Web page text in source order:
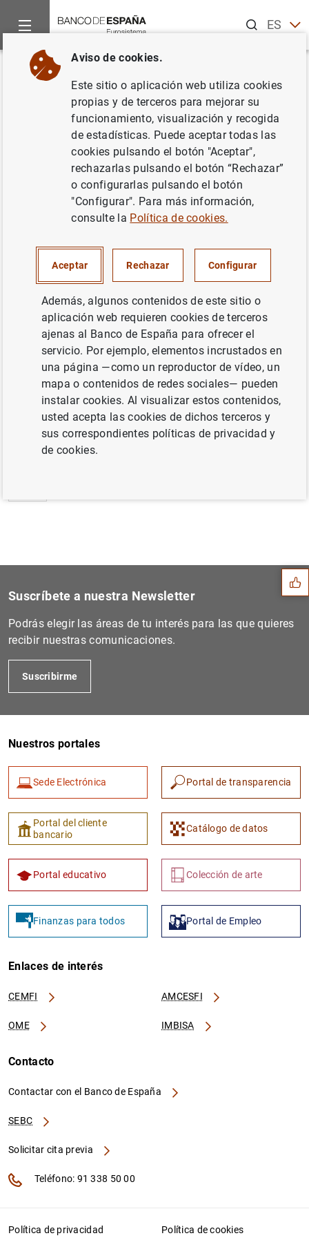
ESEN
Inicio Noticias y eventos
Volver
Estado financiero consolidado
del Eurosistema al 27 de junio
de 2001
POLÍTICA MONETARIA
ESPAÑA SITUACIÓN ECONÓMICA
Estado financiero consolidado del
Eurosistema al 27 de junio de 2001
Siguiente
Balanza de pagos de la zona...
Sugerencias
1 2
Suscríbete a nuestra Newsletter
Podrás elegir las áreas de tu interés para las que quieres
recibir nuestras comunicaciones.
Suscribirme
Nuestros portales
Sede Electrónica Portal de transparencia
Portal del cliente
bancario
Catálogo de datos
Portal educativo Colección de arte
Finanzas para todos Portal de Empleo
Enlaces de interés
CEMFI AMCESFI
OME IMBISA
Contacto
Contactar con el Banco de España
SEBC
Solicitar cita previa
Teléfono: 91 338 50 00
Política de privacidad Política de cookies
Aviso de cookies.
Este sitio o aplicación web utiliza cookies
propias y de terceros para mejorar su
funcionamiento, visualización y recogida
de estadísticas. Puede aceptar todas las
cookies pulsando el botón "Aceptar",
rechazarlas pulsando el botón “Rechazar”
o configurarlas pulsando el botón
"Configurar". Para más información,
consulte la Política de cookies.
Aceptar Rechazar Configurar
Además, algunos contenidos de este sitio o
aplicación web requieren cookies de terceros
ajenas al Banco de España para ofrecer el
servicio. Por ejemplo, elementos incrustados en
una página —como un reproductor de vídeo, un
mapa o contenidos de redes sociales— pueden
instalar cookies. Al visualizar estos contenidos,
usted acepta las cookies de dichos terceros y
sus correspondientes políticas de privacidad y
de cookies.